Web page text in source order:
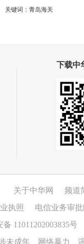
关键词：青岛海关
下载中
关于中华网 频道
执照
电信业务审
11011202003835号
未成年、网络暴力、